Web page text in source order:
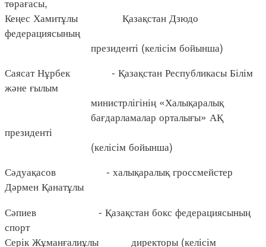
Кеңес Хамитұлы Қазақстан Дзюдо
федерациясының
президенті (келісім бойынша)
Саясат Нұрбек - Қазақстан Республикасы Білім
және ғылым
министрлігінің «Халықаралық
бағдарламалар орталығы» АҚ
президенті
(келісім бойынша)
Сәдуақасов - халықаралық гроссмейстер
Дәрмен Қанатұлы
Сәпиев - Қазақстан бокс федерациясының
спорт
Серік Жұманғалиұлы директоры (келісім